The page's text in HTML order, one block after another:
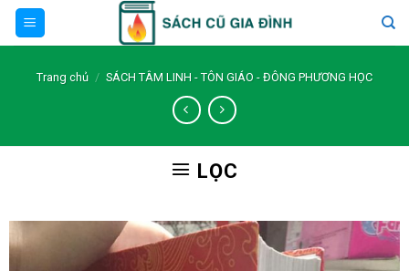
Skip
Trang chủ / SÁCH TÂM LINH - TÔN GIÁO - ĐÔNG PHƯƠNG HỌC
LỌC